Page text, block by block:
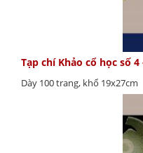
Tạp chí Khảo cổ học số 4
Dày 100 trang, khổ 19x27cm